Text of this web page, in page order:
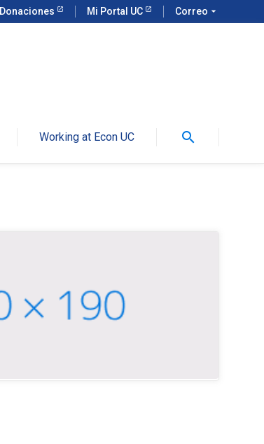
Donaciones Mi Portal UC Correo arrow_drop_down
Working at Econ UC search